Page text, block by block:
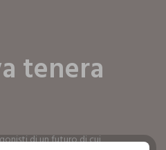
tenera
di un futuro di cui